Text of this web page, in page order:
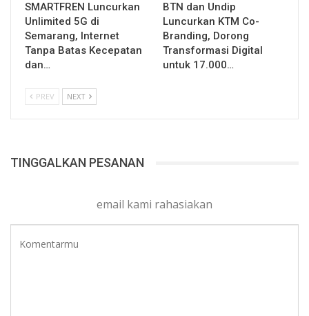
SMARTFREN Luncurkan
Unlimited 5G di
Semarang, Internet
Tanpa Batas Kecepatan
dan…
BTN dan Undip
Luncurkan KTM Co-
Branding, Dorong
Transformasi Digital
untuk 17.000…
PREV NEXT
TINGGALKAN PESANAN
email kami rahasiakan